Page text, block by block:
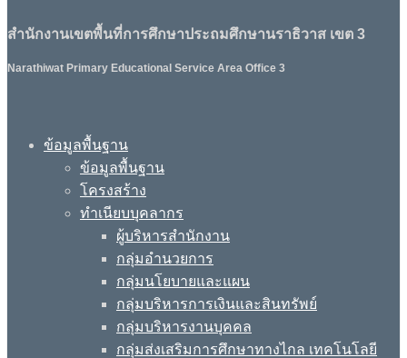
สำนักงานเขตพื้นที่การศึกษาประถมศึกษานราธิวาส เขต 3
Narathiwat Primary Educational Service Area Office 3
ข้อมูลพื้นฐาน
ข้อมูลพื้นฐาน
โครงสร้าง
ทำเนียบบุคลากร
ผู้บริหารสำนักงาน
กลุ่มอำนวยการ
กลุ่มนโยบายและแผน
กลุ่มบริหารการเงินและสินทรัพย์
กลุ่มบริหารงานบุคคล
กลุ่มส่งเสริมการศึกษาทางไกล เทคโนโลยี